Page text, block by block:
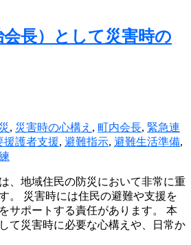
長）として災害時の
, 災害時の心構え , 町内会長, 緊急連
援護者支援, 避難指示, 避難生活準備,
、地域住民の防災において非常に重
。 災害時には住民の避難や支援を
サポートする責任があります。 本
て災害時に必要な心構えや、日常か